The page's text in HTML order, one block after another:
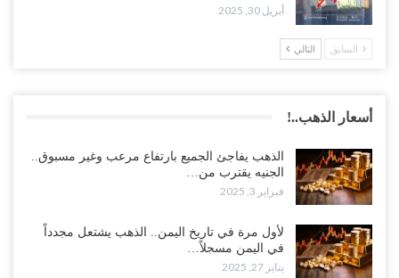
أبريل 30, 2025
السابق التالي
أسعار الذهب..!
الذهب يفاجئ الجميع بارتفاع مرعب وغير مسبوق..
الجنيه يقترب من…
فبراير 3, 2025
لأول مرة في تاريخ اليمن.. الذهب يشتعل مجدداً
في اليمن مسجلاً…
يناير 27, 2025